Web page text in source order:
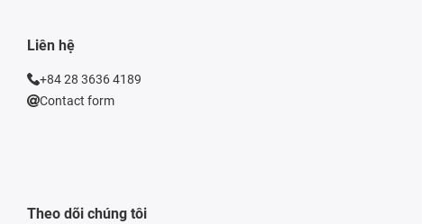
Liên hệ
+84 28 3636 4189
Contact form
Theo dõi chúng tôi